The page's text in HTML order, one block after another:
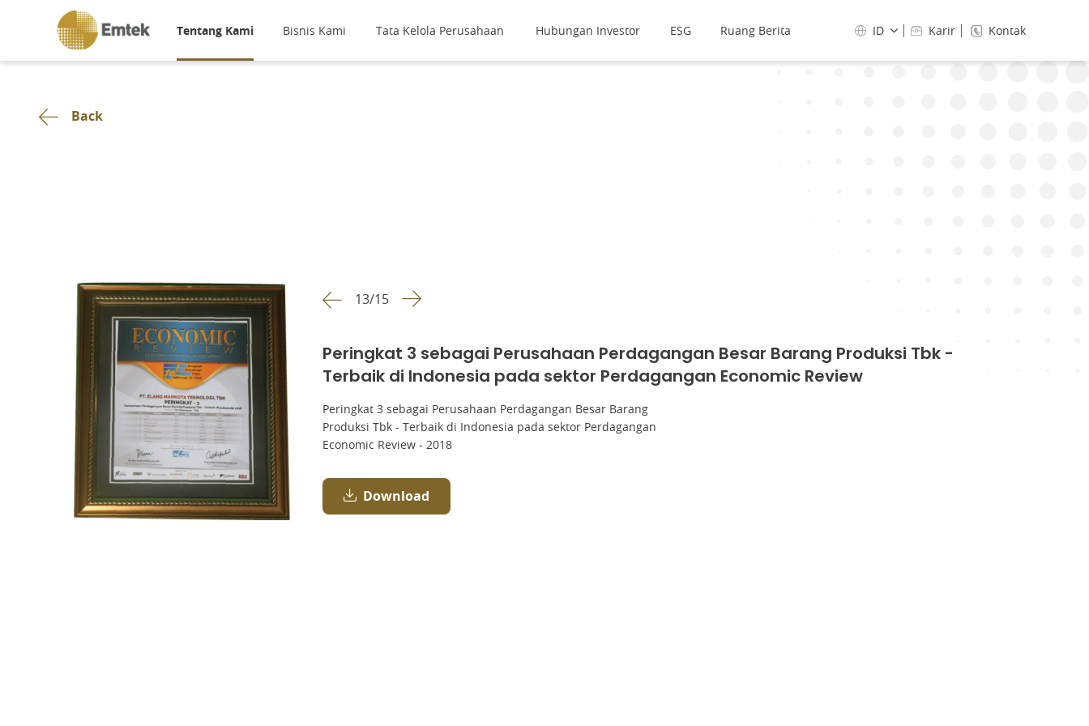
Tentang Kami Bisnis Kami Tata Kelola Perusahaan Hubungan Investor ESG Ruang Berita ID Karir Kontak
Back
13/15
Peringkat 3 sebagai Perusahaan Perdagangan Besar Barang Produksi Tbk -
Terbaik di Indonesia pada sektor Perdagangan Economic Review
Peringkat 3 sebagai Perusahaan Perdagangan Besar Barang
Produksi Tbk - Terbaik di Indonesia pada sektor Perdagangan
Economic Review - 2018
Download